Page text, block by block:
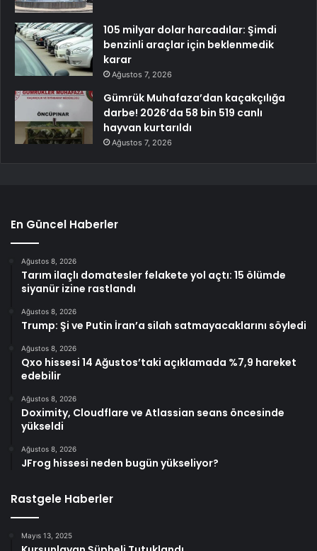
105 milyar dolar harcadılar: Şimdi
benzinli araçlar için beklenmedik
karar
Ağustos 7, 2026
Gümrük Muhafaza’dan kaçakçılığa
darbe! 2026’da 58 bin 519 canlı
hayvan kurtarıldı
Ağustos 7, 2026
En Güncel Haberler
Ağustos 8, 2026
Tarım ilaçlı domatesler felakete yol açtı: 15 ölümde
siyanür izine rastlandı
Ağustos 8, 2026
Trump: Şi ve Putin İran’a silah satmayacaklarını söyledi
Ağustos 8, 2026
Qxo hissesi 14 Ağustos’taki açıklamada %7,9 hareket
edebilir
Ağustos 8, 2026
Doximity, Cloudflare ve Atlassian seans öncesinde
yükseldi
Ağustos 8, 2026
JFrog hissesi neden bugün yükseliyor?
Rastgele Haberler
Mayıs 13, 2025